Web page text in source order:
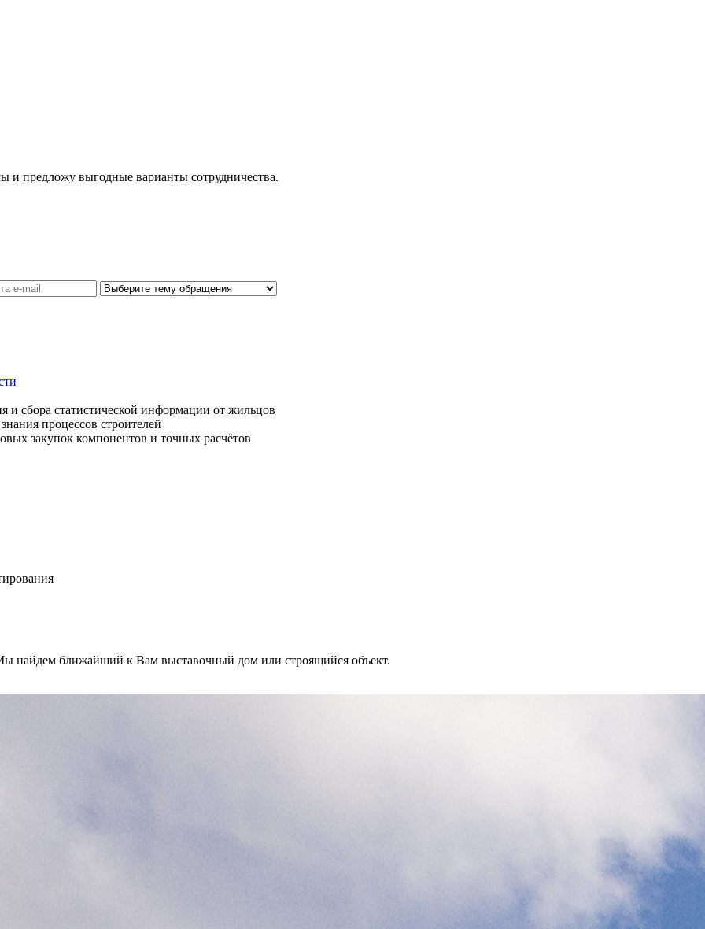
и предложу выгодные варианты сотрудничества.
и сбора статистической информации от жильцов
процессов строителей
закупок компонентов и точных расчётов
найдем ближайший к Вам выставочный дом или строящийся объект.